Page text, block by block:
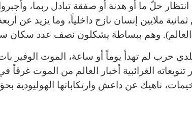
حلّ ما أو هدنة أو صفقة تبادل ربما،
ملايين إنسان نازح داخلياً، وما يزيد عن
وهم ببساطة يشكلون نصف عدد سكان سوريا الـ
حرب لم تهدأ يوماً أو ساعة، الموت الوفير بات
الغرائبية أخبار العالم من الموت غرقاً
ناهيك عن داعش وارتكاباتها الهوليودية